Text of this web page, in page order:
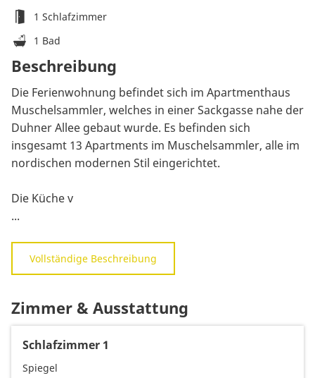
1 Schlafzimmer
1 Bad
Beschreibung
Die Ferienwohnung befindet sich im Apartmenthaus
Muschelsammler, welches in einer Sackgasse nahe der
Duhner Allee gebaut wurde. Es befinden sich
insgesamt 13 Apartments im Muschelsammler, alle im
nordischen modernen Stil eingerichtet.
Die Küche v
...
Vollständige Beschreibung
Zimmer & Ausstattung
Schlafzimmer 1
Spiegel